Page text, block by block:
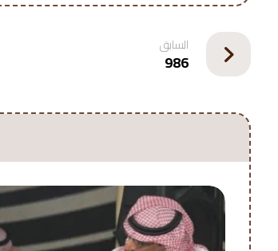
السابق
986